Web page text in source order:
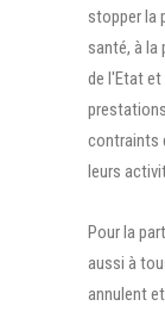
stopper la
santé, à
de l'Etat et
contraints
leurs
Pour la
aussi à
annulent